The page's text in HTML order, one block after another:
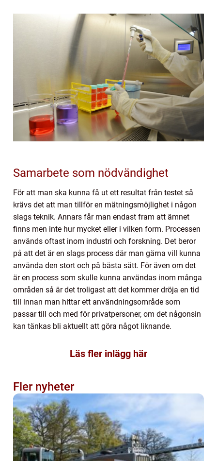
Samarbete som nödvändighet
För att man ska kunna få ut ett resultat från testet så
krävs det att man tillför en mätningsmöjlighet i någon
slags teknik. Annars får man endast fram att ämnet
finns men inte hur mycket eller i vilken form. Processen
används oftast inom industri och forskning. Det beror
på att det är en slags process där man gärna vill kunna
använda den stort och på bästa sätt. För även om det
är en process som skulle kunna användas inom många
områden så är det troligast att det kommer dröja en tid
till innan man hittar ett användningsområde som
passar till och med för privatpersoner, om det någonsin
kan tänkas bli aktuellt att göra något liknande.
Läs fler inlägg här
Fler nyheter